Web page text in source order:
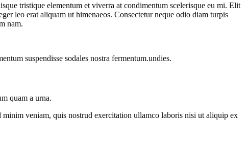
tristique elementum et viverra at condimentum scelerisque eu mi. Elit
leo erat aliquam ut himenaeos. Consectetur neque odio diam turpis
nam.
suspendisse sodales nostra fermentum.undies.
quam a urna.
veniam, quis nostrud exercitation ullamco laboris nisi ut aliquip ex